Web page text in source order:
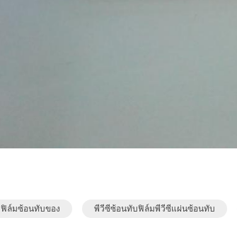
ฟิล์มซ้อนทับของ พีวีซีซ้อนทับฟิล์มพีวีซีแผ่นซ้อนทับ